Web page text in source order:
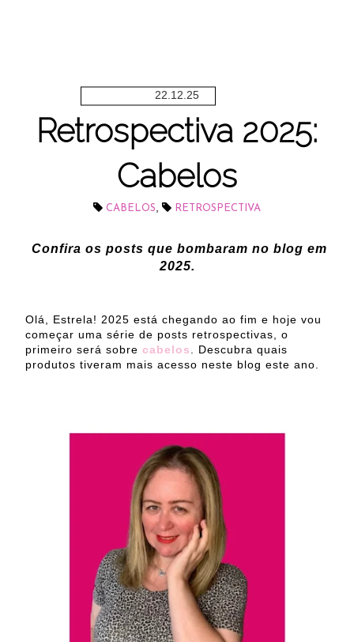
22.12.25
Retrospectiva 2025:
Cabelos
CABELOS, RETROSPECTIVA
Confira os posts que bombaram no blog em
2025.
Olá, Estrela! 2025 está chegando ao fim e hoje vou
começar uma série de posts retrospectivas, o
primeiro será sobre cabelos. Descubra quais
produtos tiveram mais acesso neste blog este ano.